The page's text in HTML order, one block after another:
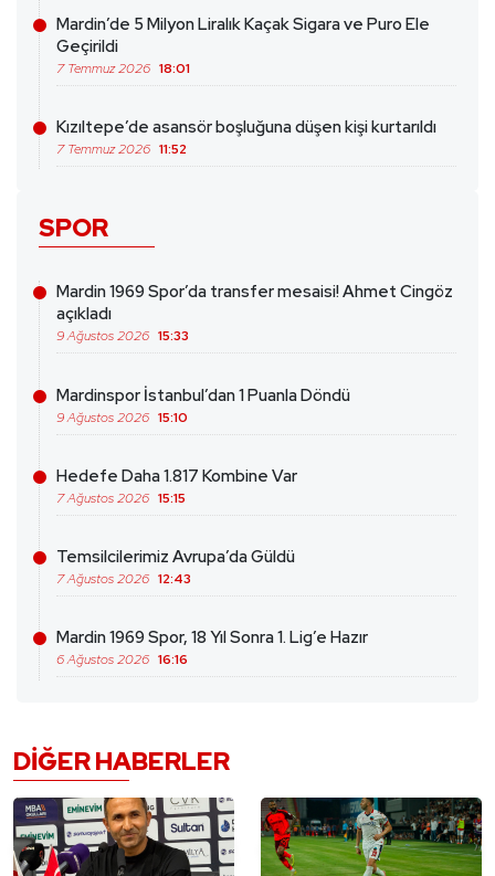
Mardin’de 5 Milyon Liralık Kaçak Sigara ve Puro Ele
Geçirildi
7 Temmuz 2026 18:01
Kızıltepe’de asansör boşluğuna düşen kişi kurtarıldı
7 Temmuz 2026 11:52
SPOR
Mardin 1969 Spor’da transfer mesaisi! Ahmet Cingöz
açıkladı
9 Ağustos 2026 15:33
Mardinspor İstanbul’dan 1 Puanla Döndü
9 Ağustos 2026 15:10
Hedefe Daha 1.817 Kombine Var
7 Ağustos 2026 15:15
Temsilcilerimiz Avrupa’da Güldü
7 Ağustos 2026 12:43
Mardin 1969 Spor, 18 Yıl Sonra 1. Lig’e Hazır
6 Ağustos 2026 16:16
DIĞER HABERLER